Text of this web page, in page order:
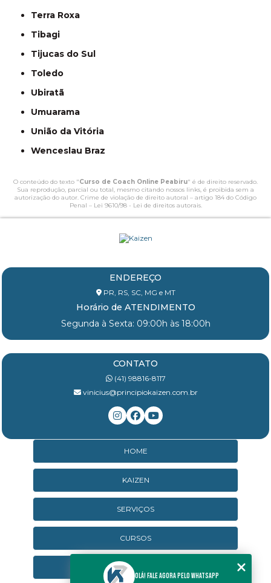
Terra Roxa
Tibagi
Tijucas do Sul
Toledo
Ubiratã
Umuarama
União da Vitória
Wenceslau Braz
O conteúdo do texto "Curso de Coach Online Peabiru" é de direito reservado.
Sua reprodução, parcial ou total, mesmo citando nossos links, é proibida sem a
autorização do autor. Crime de violação de direito autoral – artigo 184 do Código
Penal – Lei 9610/98 - Lei de direitos autorais.
ENDEREÇO
PR, RS, SC, MG e MT
Horário de ATENDIMENTO
Segunda à Sexta: 09:00h às 18:00h
CONTATO
(41) 98816-8117
vinicius@principiokaizen.com.br
HOME
KAIZEN
SERVIÇOS
CURSOS
CURSOS ONLINE
Olá! Fale agora pelo WhatsApp